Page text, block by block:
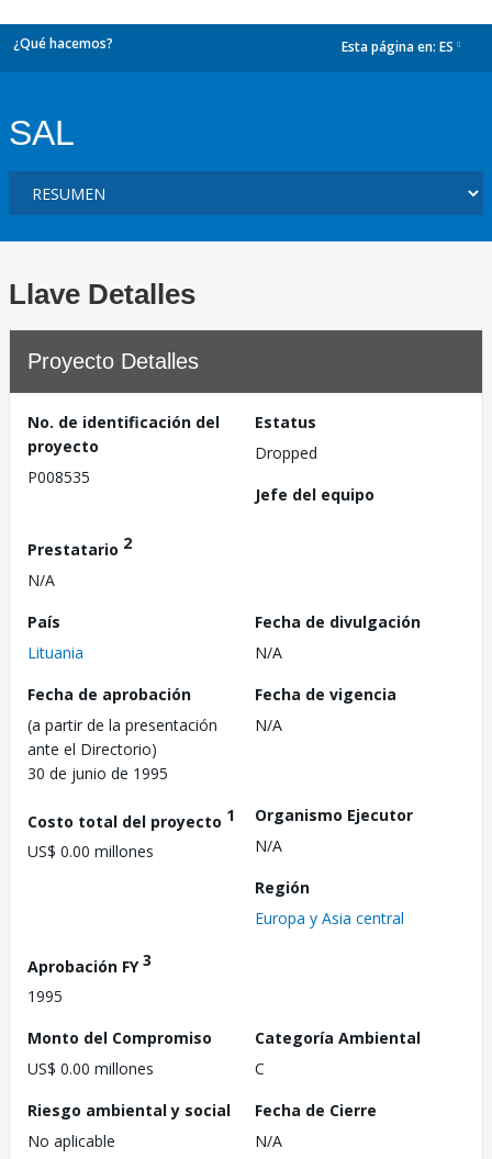
¿Qué hacemos? Esta página en: ES
SAL
Llave Detalles
Proyecto Detalles
No. de identificación del
proyecto
P008535
Estatus
Dropped
Jefe del equipo
Prestatario 2
N/A
País
Lituania
Fecha de divulgación
N/A
Fecha de aprobación
(a partir de la presentación
ante el Directorio)
30 de junio de 1995
Fecha de vigencia
N/A
Costo total del proyecto 1
US$ 0.00 millones
Organismo Ejecutor
N/A
Región
Europa y Asia central
Aprobación FY3
1995
Monto del Compromiso
US$ 0.00 millones
Categoría Ambiental
C
Riesgo ambiental y social
No aplicable
Fecha de Cierre
N/A